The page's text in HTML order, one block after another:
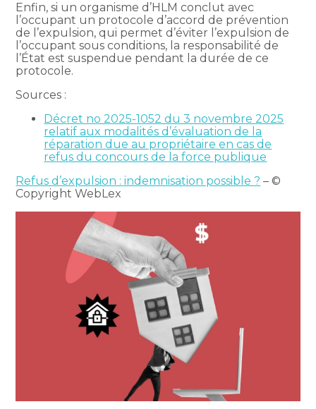
Enfin, si un organisme d’HLM conclut avec
l’occupant un protocole d’accord de prévention
de l’expulsion, qui permet d’éviter l’expulsion de
l’occupant sous conditions, la responsabilité de
l’État est suspendue pendant la durée de ce
protocole.
Sources :
Décret no 2025-1052 du 3 novembre 2025
relatif aux modalités d’évaluation de la
réparation due au propriétaire en cas de
refus du concours de la force publique
Refus d’expulsion : indemnisation possible ? – ©
Copyright WebLex